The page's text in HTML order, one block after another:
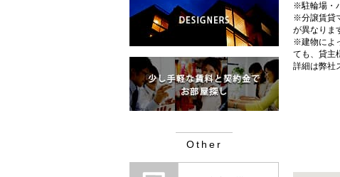
※駐輪場・
※分譲賃貸
が異なりま
※建物によ
ても、貸主
詳細は弊社
Other